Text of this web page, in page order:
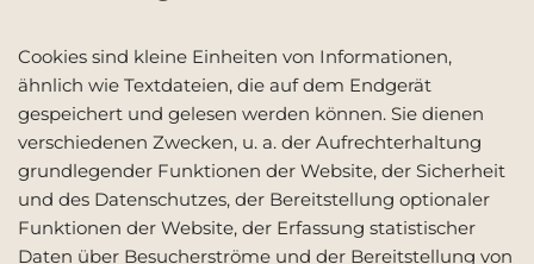
Cookies sind kleine Einheiten von Informationen,
ähnlich wie Textdateien, die auf dem Endgerät
gespeichert und gelesen werden können. Sie dienen
verschiedenen Zwecken, u. a. der Aufrechterhaltung
grundlegender Funktionen der Website, der Sicherheit
und des Datenschutzes, der Bereitstellung optionaler
Funktionen der Website, der Erfassung statistischer
Daten über Besucherströme und der Bereitstellung von